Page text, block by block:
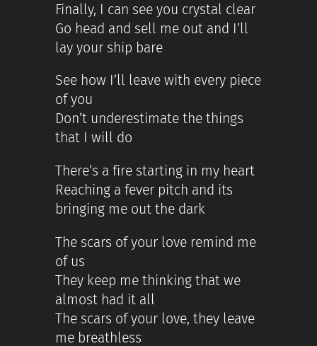
Finally, I can see you crystal clear
Go head and sell me out and I’ll
lay your ship bare
See how I’ll leave with every piece
of you
Don’t underestimate the things
that I will do
There’s a fire starting in my heart
Reaching a fever pitch and its
bringing me out the dark
The scars of your love remind me
of us
They keep me thinking that we
almost had it all
The scars of your love, they leave
me breathless